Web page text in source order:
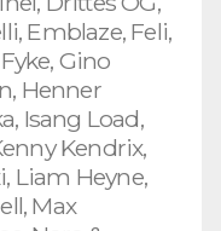
Emblaze, Feli,
Gino
Henner
Isang Load,
Kendrix,
Liam Heyne,
Max